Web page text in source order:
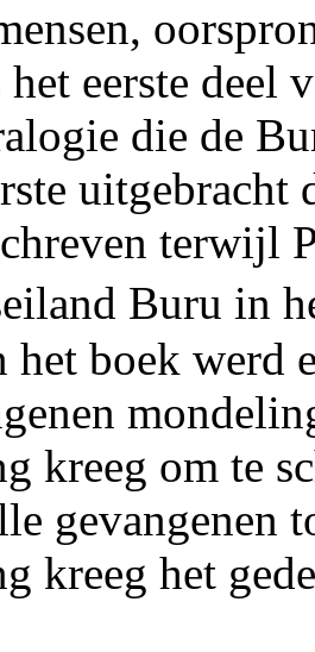
eerste deel
die de
terwijl
Buru in
het boek werd
kreeg om te
kreeg het